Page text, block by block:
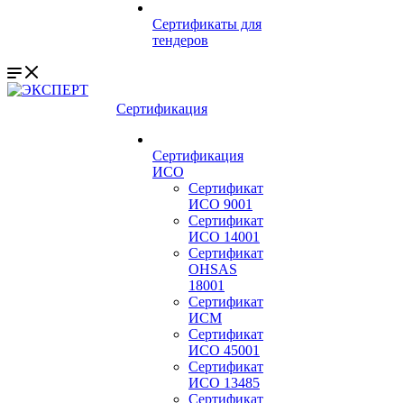
Сертификаты для
тендеров
Сертификация
Сертификация
ИСО
Сертификат
ИСО 9001
Сертификат
ИСО 14001
Сертификат
OHSAS
18001
Сертификат
ИСМ
Сертификат
ИСО 45001
Сертификат
ИСО 13485
Сертификат